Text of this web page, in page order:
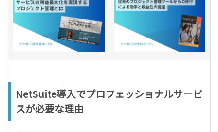
NetSuite導入でプロフェッショナルサービ
スが必要な理由